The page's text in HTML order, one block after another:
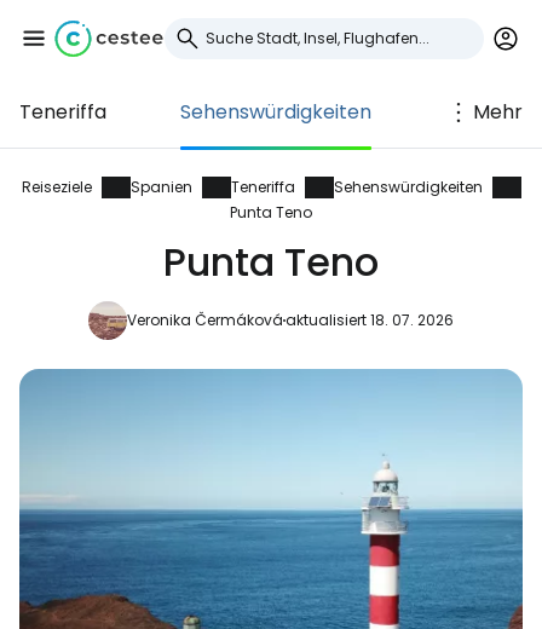
Teneriffa Sehenswürdigkeiten Mehr
Reiseziele Spanien Teneriffa
Sehenswürdigkeiten
Punta Teno
Punta Teno
Veronika Čermákováaktualisiert 18. 07. 2026
Anmeldung bei
Cestee
... die weltweite Reise-Community
Weiter mit Google
Weiter mit E-Mail